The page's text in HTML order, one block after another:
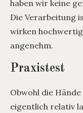
haben wir keine
Die Verarbeitung
wirken
angenehm.
Praxistest
Obwohl die
eigentlich relativ